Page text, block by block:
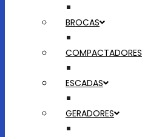
BROCAS
COMPACTADORES
ESCADAS
GERADORES